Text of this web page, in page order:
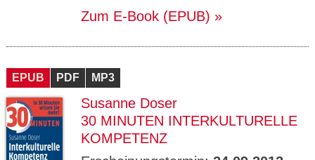
Zum E-Book (EPUB)
EPUB PDF MP3
Susanne Doser
30 MINUTEN INTERKULTURELLE
KOMPETENZ